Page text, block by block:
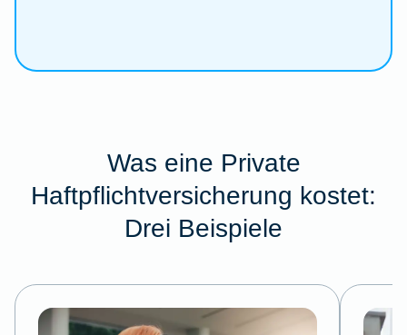
Was eine Private
Haftpflichtversicherung kostet:
Drei Beispiele